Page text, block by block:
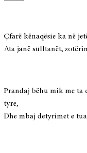
Çfarë kënaqësie ka në
Ata janë sulltanët,
Prandaj bëhu mik me ta
tyre,
Dhe mbaj detyrimet e